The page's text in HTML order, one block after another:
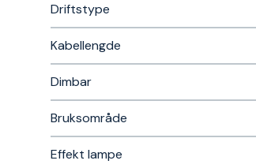
Driftstype
Kabellengde
Dimbar
Bruksområde
Effekt lampe